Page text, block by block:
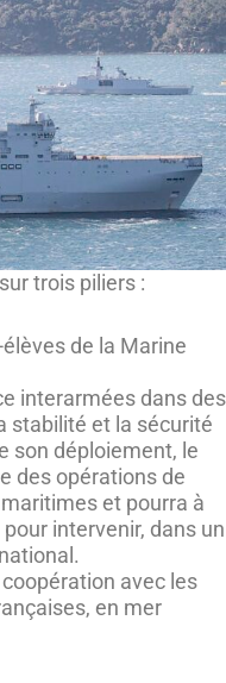
trois piliers :
de la Marine
interarmées dans des
stabilité et la sécurité
son déploiement, le
des opérations de
et pourra à
intervenir, dans un
avec les
en mer